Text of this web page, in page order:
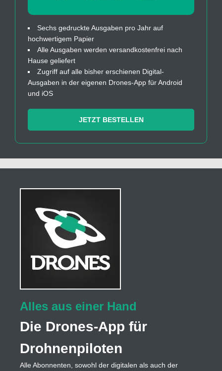
Sechs gedruckte Ausgaben pro Jahr auf
hochwertigem Papier
Alle Ausgaben werden versandkostenfrei nach
Hause geliefert
Zugriff auf alle bisher erschienen Digital-
Ausgaben in der eigenen Drones-App für Android
und iOS
JETZT BESTELLEN
Alles aus einer Hand
Die Drones-App für
Drohnenpiloten
Alle Abonnenten, sowohl der digitalen als auch der